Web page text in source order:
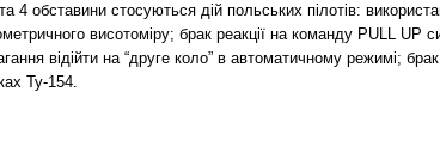
4 обставини стосуються дій польських пілотів:
висотоміру; брак реакції на команду PULL UP
відійти на “друге коло” в автоматичному режимі; брак
Ту-154.